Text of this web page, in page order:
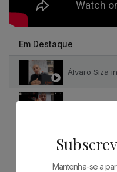
Em Destaque
Álvaro Siza
O máximo rigor
PRENDA
Mantenha-se a